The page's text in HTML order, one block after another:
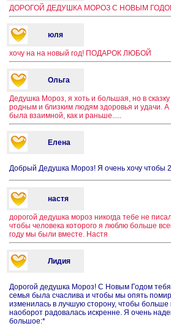
ДОРОГОЙ ДЕДУШКА МОРОЗ С НОВЫМ
юля
хочу на на новый год! ПОДАРОК ЛЮБОЙ
Ольга
Дедушка Мороз, я хоть и большая, но в
родным и близким людям здоровья и удачи.
была взаимной, как и раньше.....
Елена
Добрый Дедушка Мороз! Я очень хочу чтобы
настя
дорогой дедушка мороз никогда тебе не
чтобы человека которого я люблю больше
году мы были вместе. Настя
Лидия
Дорогой дедушка Мороз! С Новым Годом
семья была счаслива и чтобы мы опять
изменилась в лучшую сторону, чтобы
наоборот радовалась искренне. Я очень
большое:*